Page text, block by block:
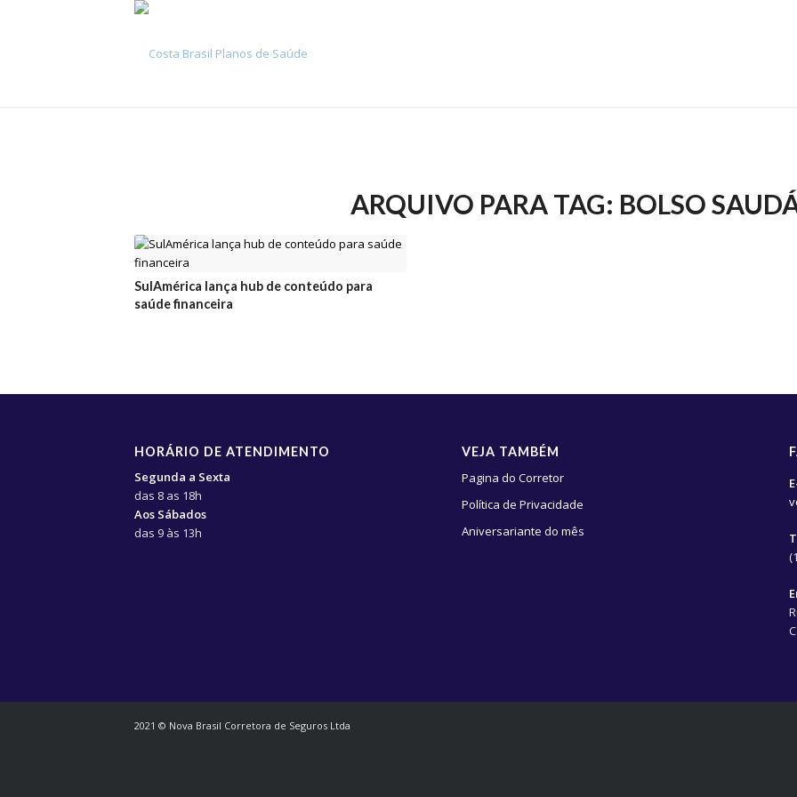
ARQUIVO PARA TAG: BOLSO
SulAmérica lança hub de conteúdo para
saúde financeira
HORÁRIO DE ATENDIMENTO
Segunda a Sexta
das 8 as 18h
Aos Sábados
das 9 às 13h
VEJA TAMBÉM
Pagina do Corretor
Política de Privacidade
Aniversariante do mês
2021 © Nova Brasil Corretora de Seguros Ltda